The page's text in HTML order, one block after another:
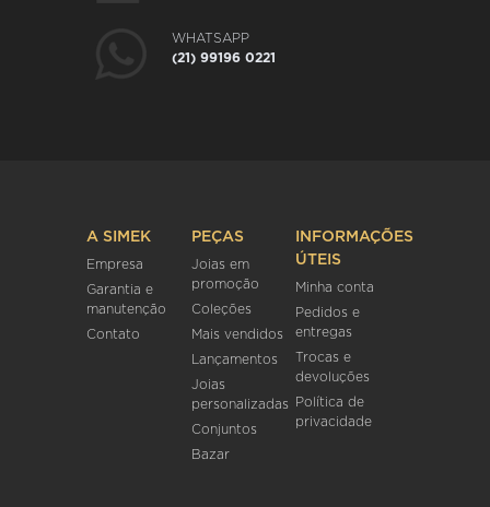
WHATSAPP
(21) 99196 0221
A SIMEK
Empresa
Garantia e
manutenção
Contato
PEÇAS
Joias em
promoção
Coleções
Mais vendidos
Lançamentos
Joias
personalizadas
Conjuntos
Bazar
INFORMAÇÕES
ÚTEIS
Minha conta
Pedidos e
entregas
Trocas e
devoluções
Política de
privacidade